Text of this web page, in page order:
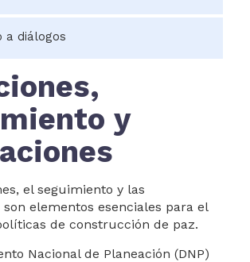
y acceso a la
pública
territoriales en DDHH
étnicos
étnicas en el Plan Nacional
2026
de seguimiento
interés
a diálogos
a diálogos
y
el seguimiento y las
elementos esenciales para el
de construcción de paz.
Nacional de Planeación (DNP)